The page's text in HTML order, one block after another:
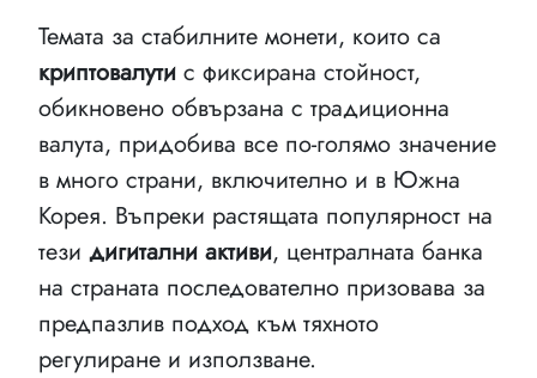
Темата за стабилните монети, които са
криптовалути с фиксирана стойност,
обикновено обвързана с традиционна
валута, придобива все по-голямо значение
в много страни, включително и в Южна
Корея. Въпреки растящата популярност на
тези дигитални активи, централната банка
на страната последователно призовава за
предпазлив подход към тяхното
регулиране и използване.